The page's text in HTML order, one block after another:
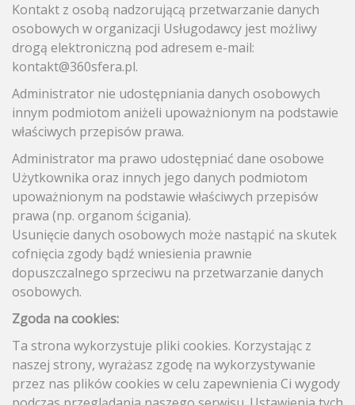
Kontakt z osobą nadzorującą przetwarzanie danych
osobowych w organizacji Usługodawcy jest możliwy
drogą elektroniczną pod adresem e-mail:
kontakt@360sfera.pl.
Administrator nie udostępniania danych osobowych
innym podmiotom aniżeli upoważnionym na podstawie
właściwych przepisów prawa.
Administrator ma prawo udostępniać dane osobowe
Użytkownika oraz innych jego danych podmiotom
upoważnionym na podstawie właściwych przepisów
prawa (np. organom ścigania).
Usunięcie danych osobowych może nastąpić na skutek
cofnięcia zgody bądź wniesienia prawnie
dopuszczalnego sprzeciwu na przetwarzanie danych
osobowych.
Zgoda na cookies:
Ta strona wykorzystuje pliki cookies. Korzystając z
naszej strony, wyrażasz zgodę na wykorzystywanie
przez nas plików cookies w celu zapewnienia Ci wygody